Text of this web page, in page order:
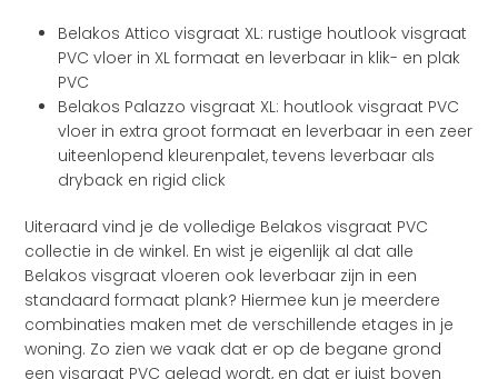
Belakos Attico visgraat XL: rustige houtlook visgraat
PVC vloer in XL formaat en leverbaar in klik- en plak
PVC
Belakos Palazzo visgraat XL: houtlook visgraat PVC
vloer in extra groot formaat en leverbaar in een zeer
uiteenlopend kleurenpalet, tevens leverbaar als
dryback en rigid click
Uiteraard vind je de volledige Belakos visgraat PVC
collectie in de winkel. En wist je eigenlijk al dat alle
Belakos visgraat vloeren ook leverbaar zijn in een
standaard formaat plank? Hiermee kun je meerdere
combinaties maken met de verschillende etages in je
woning. Zo zien we vaak dat er op de begane grond
een visgraat PVC gelegd wordt, en dat er juist boven